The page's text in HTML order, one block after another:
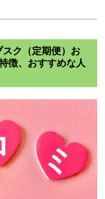
ク（定期便）お
徴、おすすめな人